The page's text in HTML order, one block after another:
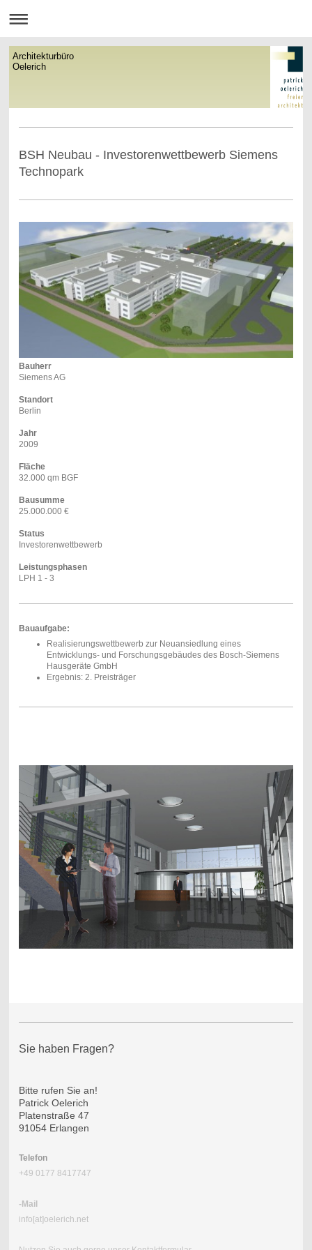
Architekturbüro
Oelerich
BSH Neubau - Investorenwettbewerb Siemens
Technopark
Bauherr
Siemens AG
Standort
Berlin
Jahr
2009
Fläche
32.000 qm BGF
Bausumme
25.000.000 €
Status
Investorenwettbewerb
Leistungsphasen
LPH 1 - 3
Bauaufgabe:
Realisierungswettbewerb zur Neuansiedlung eines
Entwicklungs- und Forschungsgebäudes des Bosch-Siemens
Hausgeräte GmbH
Ergebnis: 2. Preisträger
Sie haben Fragen?
Bitte rufen Sie an!
Patrick Oelerich
Platenstraße 47
91054 Erlangen
Telefon
+49 0177 8417747
-Mail
info[at]oelerich.net